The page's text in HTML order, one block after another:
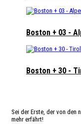
Boston + 03 -
Boston + 30 -
Sei der Erste, der von den
mehr erfährt!